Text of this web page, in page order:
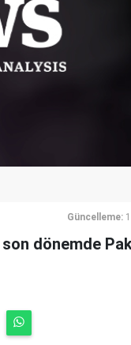
Güncelleme:
dönemde